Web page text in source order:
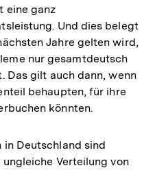
eine ganz
Und dies belegt
Jahre gelten wird,
nur gesamtdeutsch
Das gilt auch dann, wenn
behaupten, für ihre
könnten.
in Deutschland sind
Verteilung von